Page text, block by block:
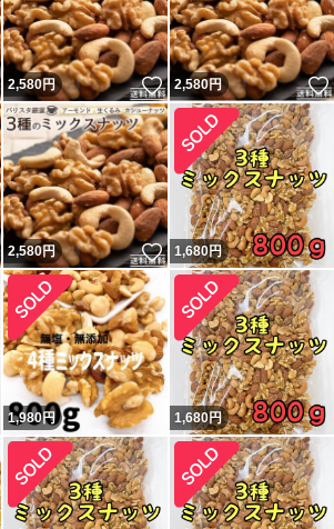
いね！
2,580円 いいね！
2,580円
いね！
2,580円 いいね！
1,680円
1,980円 1,680円